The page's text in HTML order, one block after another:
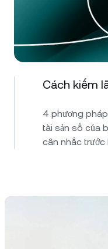
Cách kiếm
4 phương
tài sản số của
cân nhắc trước